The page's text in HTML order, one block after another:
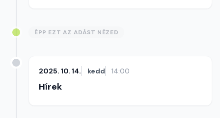
ÉPP EZT AZ ADÁST NÉZED
2025. 10. 14. kedd 14:00
Hírek